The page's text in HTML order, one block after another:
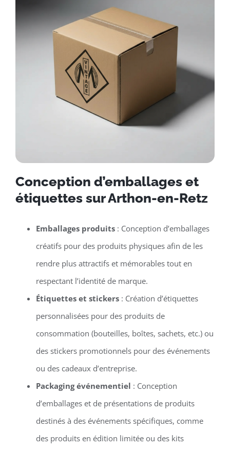
Conception d’emballages et
étiquettes sur Arthon-en-Retz
Emballages produits: Conception d’emballages
créatifs pour des produits physiques afin de les
rendre plus attractifs et mémorables tout en
respectant l’identité de marque.
Étiquettes et stickers: Création d’étiquettes
personnalisées pour des produits de
consommation (bouteilles, boîtes, sachets, etc.) ou
des stickers promotionnels pour des événements
ou des cadeaux d’entreprise.
Packaging événementiel : Conception
d’emballages et de présentations de produits
destinés à des événements spécifiques, comme
des produits en édition limitée ou des kits